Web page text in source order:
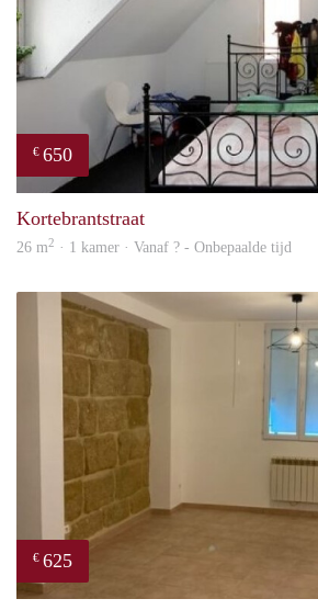
€ 650
Kortebrantstraat
26 m2 · 1 kamer · Vanaf ? - Onbepaalde tijd
€ 625